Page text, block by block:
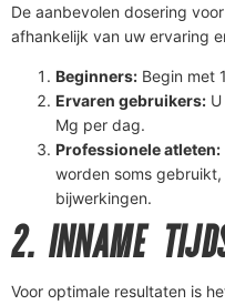
De aanbevolen dosering
afhankelijk van uw ervaring
Beginners: Begin met
Ervaren gebruikers:
Mg per dag.
Professionele atleten:
worden soms
bijwerkingen.
2. INNAME
Voor optimale resultaten is